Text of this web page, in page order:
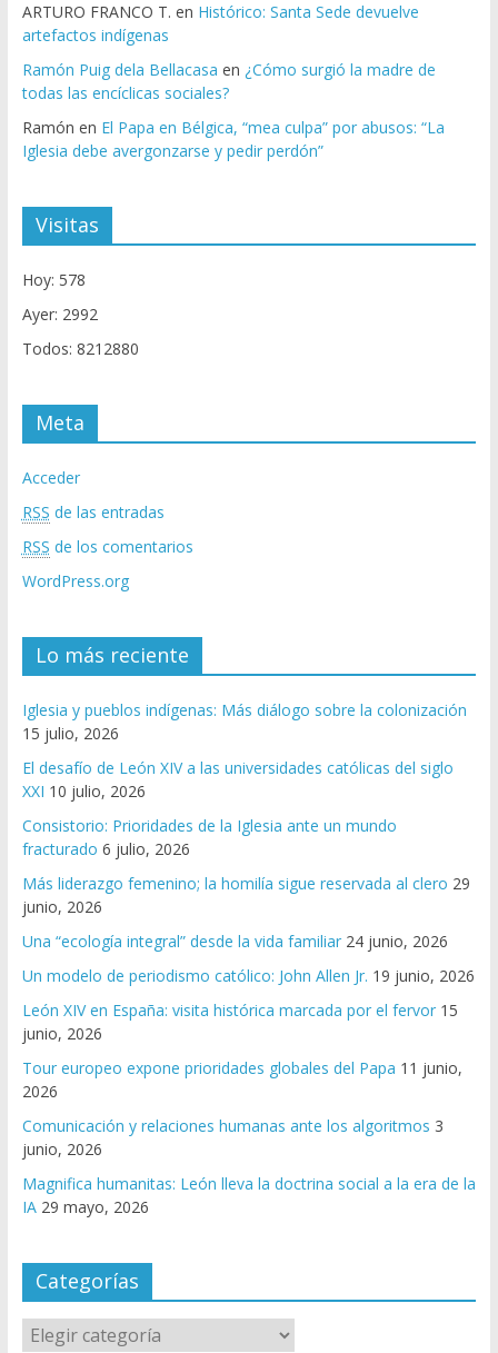
ARTURO FRANCO T. en Histórico: Santa Sede devuelve
artefactos indígenas
Ramón Puig dela Bellacasa en ¿Cómo surgió la madre de
todas las encíclicas sociales?
Ramón en El Papa en Bélgica, “mea culpa” por abusos: “La
Iglesia debe avergonzarse y pedir perdón”
Visitas
Hoy: 578
Ayer: 2992
Todos: 8212880
Meta
Acceder
RSS de las entradas
RSS de los comentarios
WordPress.org
Lo más reciente
Iglesia y pueblos indígenas: Más diálogo sobre la colonización
15 julio, 2026
El desafío de León XIV a las universidades católicas del siglo
XXI 10 julio, 2026
Consistorio: Prioridades de la Iglesia ante un mundo
fracturado 6 julio, 2026
Más liderazgo femenino; la homilía sigue reservada al clero 29
junio, 2026
Una “ecología integral” desde la vida familiar 24 junio, 2026
Un modelo de periodismo católico: John Allen Jr. 19 junio, 2026
León XIV en España: visita histórica marcada por el fervor 15
junio, 2026
Tour europeo expone prioridades globales del Papa 11 junio,
2026
Comunicación y relaciones humanas ante los algoritmos 3
junio, 2026
Magnifica humanitas: León lleva la doctrina social a la era de la
IA 29 mayo, 2026
Categorías